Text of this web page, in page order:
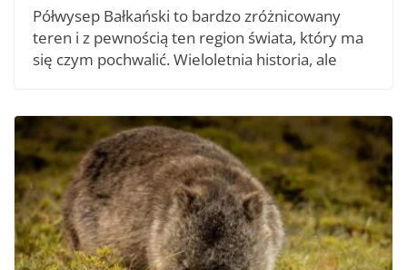
Półwysep Bałkański to bardzo zróżnicowany
teren i z pewnością ten region świata, który ma
się czym pochwalić. Wieloletnia historia, ale